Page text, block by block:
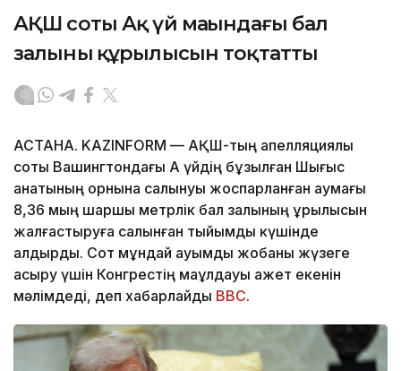
АҚШ соты Ақ үй маңындағы бал
залының құрылысын тоқтатты
АСТАНА. KAZINFORM — АҚШ-тың апелляциялық
соты Вашингтондағы Ақ үйдің бұзылған Шығыс
қанатының орнына салынуы жоспарланған аумағы
8,36 мың шаршы метрлік бал залының құрылысын
жалғастыруға салынған тыйымды күшінде
қалдырды. Сот мұндай ауқымды жобаны жүзеге
асыру үшін Конгрестің мақұлдауы қажет екенін
мәлімдеді, деп хабарлайды BBC.